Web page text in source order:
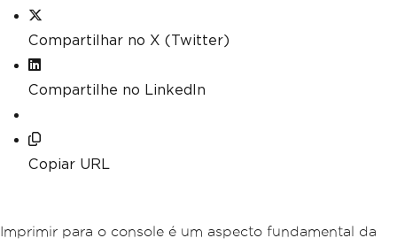
Compartilhar no X (Twitter)
Compartilhe no LinkedIn
Copiar URL
Imprimir para o console é um aspecto fundamental da